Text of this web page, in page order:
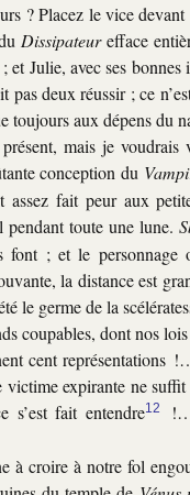
? Placez le vice
Dissipateurefface
Julie, avec ses
pas deux réussir ; ce
toujours aux dépens du
mais je
conception du
assez fait peur aux
pendant toute une lune.
; et le personnage
la distance est
le germe de la
coupables, dont nos
cent représentations
expirante ne
s’est fait entendre12
à croire à notre fol